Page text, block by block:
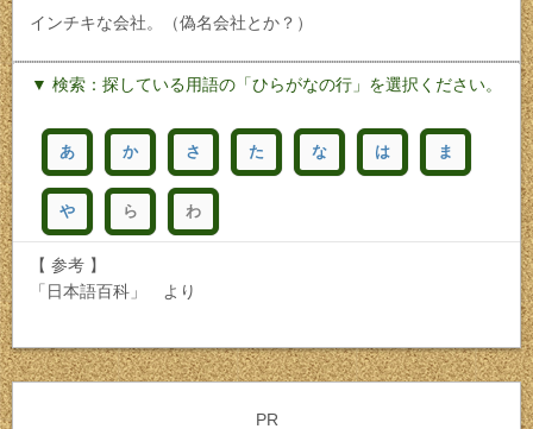
インチキな会社。（偽名会社とか？）
▼ 検索：探している用語の「ひらがなの行」を選択ください。
あ か さ た な は ま
や ら わ
【 参考 】
「日本語百科」 より
PR